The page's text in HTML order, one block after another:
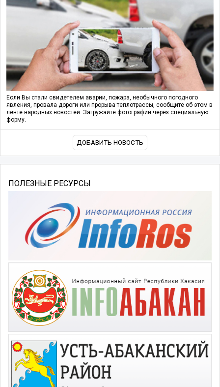
Если Вы стали свидетелем аварии, пожара, необычного погодного
явления, провала дороги или прорыва теплотрассы, сообщите об этом в
ленте народных новостей. Загружайте фотографии через специальную
форму.
ДОБАВИТЬ НОВОСТЬ
ПОЛЕЗНЫЕ РЕСУРСЫ